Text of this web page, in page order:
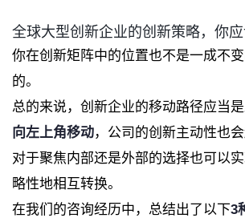
全球大型创新企业的创新策略， 你应
你在创新矩阵中的位置也不是一成不
的。
总的来说，创新企业的移动路径应当是
向左上角移动，公司的创新主动性也
对于聚焦内部还是外部的选择也可以
略性地相互转换。
在我们的咨询经历中，总结出了以下3